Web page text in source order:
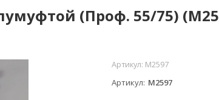
(Проф. 55/75)
Артикул: М2597
Артикул М2597